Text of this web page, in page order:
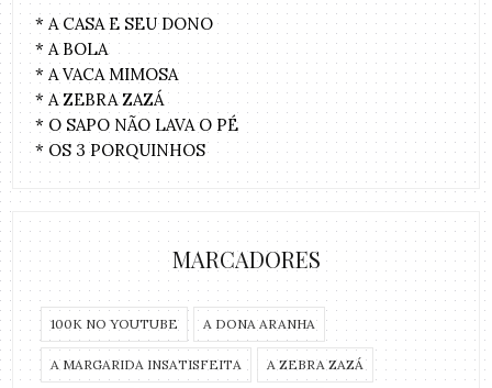
* A CASA E SEU DONO
* A BOLA
* A VACA MIMOSA
* A ZEBRA ZAZÁ
* O SAPO NÃO LAVA O PÉ
* OS 3 PORQUINHOS
MARCADORES
100K NO YOUTUBE A DONA ARANHA
A MARGARIDA INSATISFEITA A ZEBRA ZAZÁ